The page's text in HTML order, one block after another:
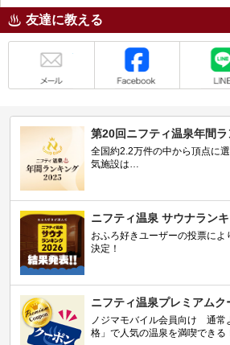
友達に教える
第20回ニフティ温泉年間
全国約2.2万件の中から頂点に
気施設は…
ニフティ温泉 サウナラン
おふろ好きユーザーの投票に
決定！
ニフティ温泉プレミアムク
ノジマモバイル会員向け 通常
格」で人気の温泉を満喫できる